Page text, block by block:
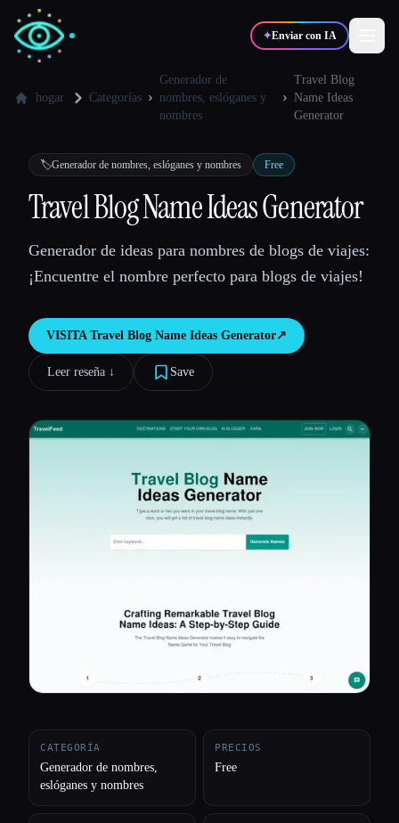
✦Enviar con IA
💻 Desarrolladores 📈 Marketers
🎓Estudiantes 🎬Creadores
Blog
Comparar herramientas
Todas las categorías
hogar Categorías
Generador de
nombres, eslóganes y
nombres
Travel Blog
Name Ideas
Generator
🏷️Generador de nombres, eslóganes y nombres Free
Travel Blog Name Ideas Generator
Generador de ideas para nombres de blogs de viajes:
¡Encuentre el nombre perfecto para blogs de viajes!
VISITA Travel Blog Name Ideas Generator↗︎
Leer reseña ↓︎ Save
CATEGORÍA
Generador de nombres,
eslóganes y nombres
PRECIOS
Free